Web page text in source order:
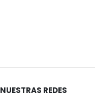
NUESTRAS REDES